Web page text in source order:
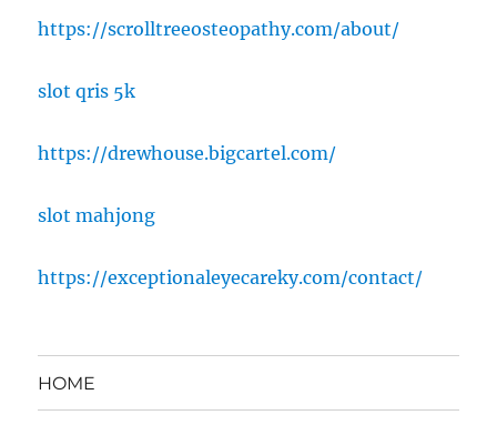
https://scrolltreeosteopathy.com/about/
slot qris 5k
https://drewhouse.bigcartel.com/
slot mahjong
https://exceptionaleyecareky.com/contact/
HOME